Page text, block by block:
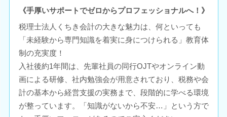
《手厚いサポートでゼロからプロフェッショナルへ！》
税理士法人くちき会計の大きな魅力は、何といっても
「未経験から専門知識を着実に身につけられる」教育体
制の充実度！
入社後約1年間は、先輩社員の同行OJTやオンライン動
画による研修、社内勉強会が用意されており、税務や会
計の基本から経営支援の実務まで、段階的に学べる環境
が整っています。「知識がないから不安…」という方で